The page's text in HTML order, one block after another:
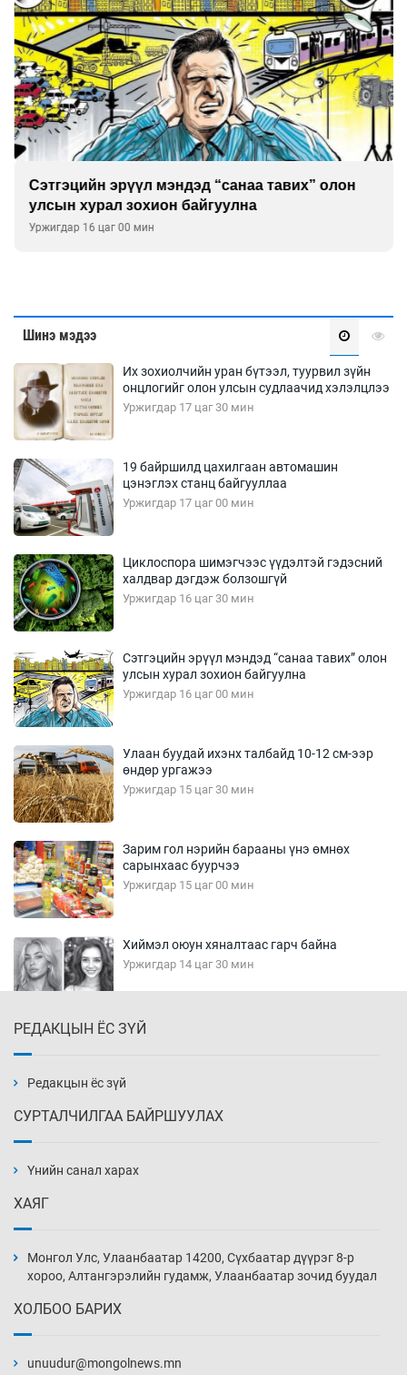
Сэтгэцийн эрүүл мэндэд “санаа тавих” олон
улсын хурал зохион байгуулна
Уржигдар 16 цаг 00 мин
Шинэ мэдээ
Их зохиолчийн уран бүтээл, туурвил зүйн
онцлогийг олон улсын судлаачид хэлэлцлээ
Уржигдар 17 цаг 30 мин
19 байршилд цахилгаан автомашин
цэнэглэх станц байгууллаа
Уржигдар 17 цаг 00 мин
Циклоспора шимэгчээс үүдэлтэй гэдэсний
халдвар дэгдэж болзошгүй
Уржигдар 16 цаг 30 мин
Сэтгэцийн эрүүл мэндэд “санаа тавих” олон
улсын хурал зохион байгуулна
Уржигдар 16 цаг 00 мин
Улаан буудай ихэнх талбайд 10-12 см-ээр
өндөр ургажээ
Уржигдар 15 цаг 30 мин
Зарим гол нэрийн барааны үнэ өмнөх
сарынхаас буурчээ
Уржигдар 15 цаг 00 мин
Хиймэл оюун хяналтаас гарч байна
Уржигдар 14 цаг 30 мин
Уржигдар 14 цаг 00 мин
нэмэгджээ
Уржигдар 13 цаг 30 мин
Уржигдар 13 цаг 00 мин
РЕДАКЦЫН ЁС ЗҮЙ
Редакцын ёс зүй
СУРТАЛЧИЛГАА БАЙРШУУЛАХ
Үнийн санал харах
ХАЯГ
Монгол Улс, Улаанбаатар 14200, Сүхбаатар дүүрэг 8-р
хороо, Алтангэрэлийн гудамж, Улаанбаатар зочид буудал
ХОЛБОО БАРИХ
unuudur@mongolnews.mn